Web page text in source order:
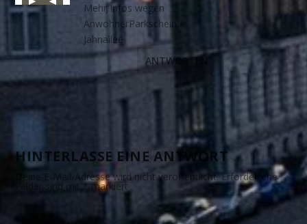
Mehr Infos wegen
AnwohnerParkschein –
Jahnallee
ANTWORTEN
HINTERLASSE EINE ANTWORT
Deine E-Mail-Adresse wird nicht veröffentlicht. Erforderliche
Felder sind mit *markiert